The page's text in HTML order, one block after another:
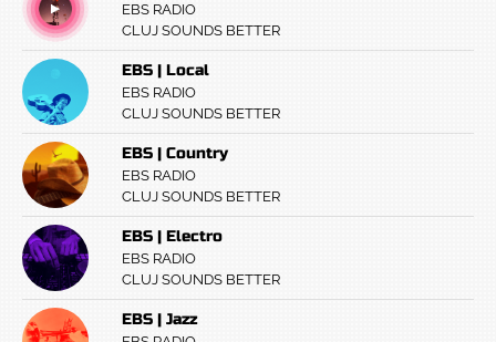
EBS RADIO
CLUJ SOUNDS BETTER
EBS | Local
EBS RADIO
CLUJ SOUNDS BETTER
EBS | Country
EBS RADIO
CLUJ SOUNDS BETTER
EBS | Electro
EBS RADIO
CLUJ SOUNDS BETTER
EBS | Jazz